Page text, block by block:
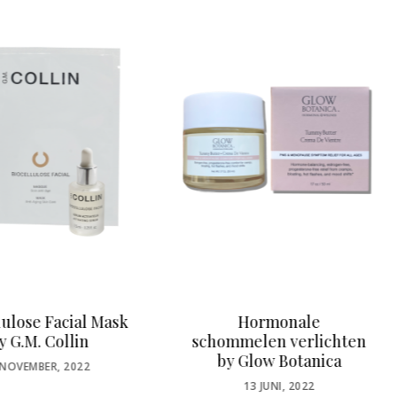
Hormonale
verlichten
Glow Botanica
Zinc Defense – Ultieme
SPF 50 met extra HEVL
bescherming
POSTED
15 FEBRUARI, 2024